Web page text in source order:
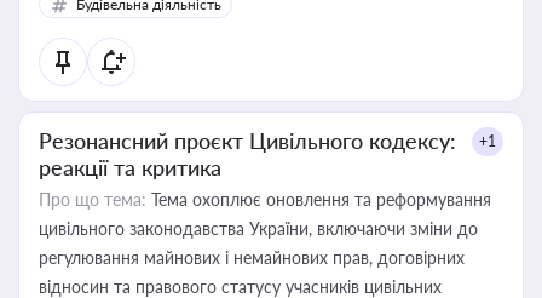
Будівельна діяльність
Резонансний проєкт Цивільного кодексу:
реакції та критика
+1
Про що тема: Тема охоплює оновлення та реформування
цивільного законодавства України, включаючи зміни до
регулювання майнових і немайнових прав, договірних
відносин та правового статусу учасників цивільних